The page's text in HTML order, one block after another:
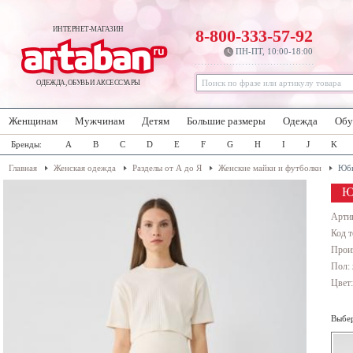
ИНТЕРНЕТ-МАГАЗИН
ОДЕЖДА, ОБУВЬ И АКСЕССУАРЫ
8-800-333-57-92
ПН-ПТ, 10:00-18:00
Женщинам Мужчинам Детям Большие размеры Одежда
Бренды: A B C D E F G H I J K
Главная Женская одежда Разделы от А до Я Женские майки и футболки
Код
Пол: